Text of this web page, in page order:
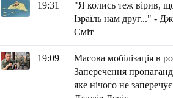
19:31
"Я колись теж вірив,
Ізраїль нам друг..." -
Сміт
19:09
Масова мобілізація в
Заперечення
яке нічого не